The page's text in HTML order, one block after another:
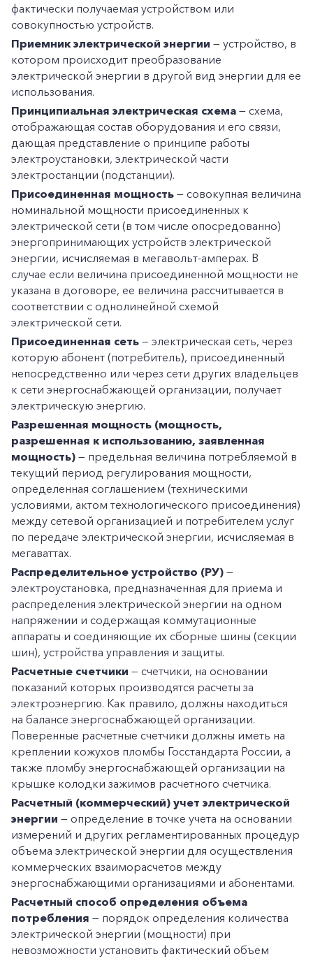
фактически получаемая устройством или
совокупностью устройств.
Приемник электрической энергии — устройство, в
котором происходит преобразование
электрической энергии в другой вид энергии для ее
использования.
Принципиальная электрическая схема — схема,
отображающая состав оборудования и его связи,
дающая представление о принципе работы
электроустановки, электрической части
электростанции (подстанции).
Присоединенная мощность — совокупная величина
номинальной мощности присоединенных к
электрической сети (в том числе опосредованно)
энергопринимающих устройств электрической
энергии, исчисляемая в мегавольт-амперах. В
случае если величина присоединенной мощности не
указана в договоре, ее величина рассчитывается в
соответствии с однолинейной схемой
электрической сети.
Присоединенная сеть — электрическая сеть, через
которую абонент (потребитель), присоединенный
непосредственно или через сети других владельцев
к сети энергоснабжающей организации, получает
электрическую энергию.
Разрешенная мощность (мощность,
разрешенная к использованию, заявленная
мощность) — предельная величина потребляемой в
текущий период регулирования мощности,
определенная соглашением (техническими
условиями, актом технологического присоединения)
между сетевой организацией и потребителем услуг
по передаче электрической энергии, исчисляемая в
мегаваттах.
Распределительное устройство (РУ) —
электроустановка, предназначенная для приема и
распределения электрической энергии на одном
напряжении и содержащая коммутационные
аппараты и соединяющие их сборные шины (секции
шин), устройства управления и защиты.
Расчетные счетчики — счетчики, на основании
показаний которых производятся расчеты за
электроэнергию. Как правило, должны находиться
на балансе энергоснабжающей организации.
Поверенные расчетные счетчики должны иметь на
креплении кожухов пломбы Госстандарта России, а
также пломбу энергоснабжающей организации на
крышке колодки зажимов расчетного счетчика.
Расчетный (коммерческий) учет электрической
энергии — определение в точке учета на основании
измерений и других регламентированных процедур
объема электрической энергии для осуществления
коммерческих взаиморасчетов между
энергоснабжающими организациями и абонентами.
Расчетный способ определения объема
потребления — порядок определения количества
электрической энергии (мощности) при
невозможности установить фактический объем